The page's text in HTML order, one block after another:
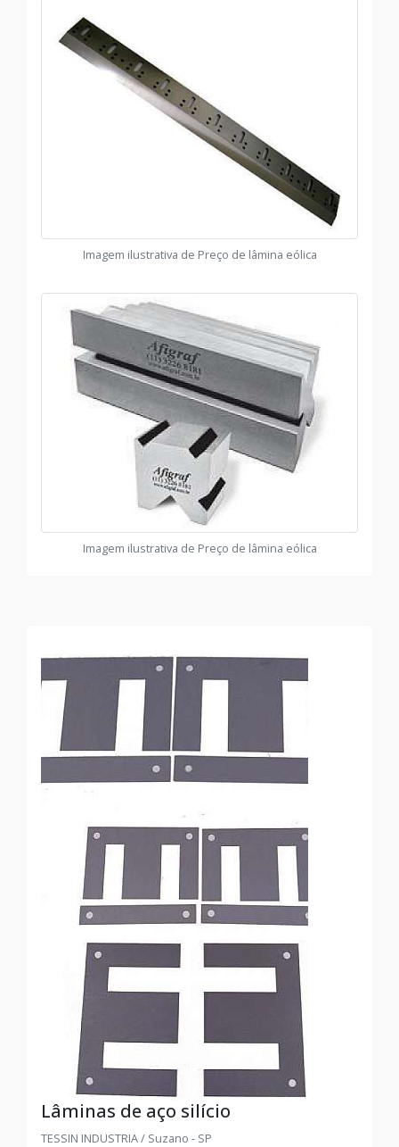
Imagem ilustrativa de Preço de lâmina eólica
Imagem ilustrativa de Preço de lâmina eólica
Lâminas de aço silício
TESSIN INDUSTRIA / Suzano - SP